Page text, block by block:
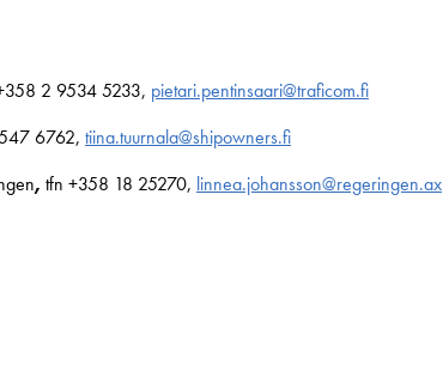
2 9534 5233, pietari.pentinsaari@traficom.fi
6762, tiina.tuurnala@shipowners.fi
, tfn +358 18 25270, linnea.johansson@regeringen.ax